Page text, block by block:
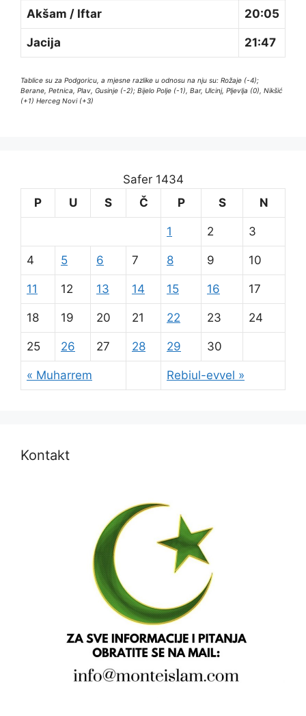
Akšam / Iftar 20:05
Jacija 21:47
Tablice su za Podgoricu, a mjesne razlike u odnosu na nju su: Rožaje (-4);
Berane, Petnica, Plav, Gusinje (-2); Bijelo Polje (-1), Bar, Ulcinj, Pljevlja (0), Nikšić
(+1) Herceg Novi (+3)
Safer 1434
P
U S Č P S N
« Muharrem Rebiul-evvel »
1 2 3
4 5 6 7 8 9 10
11 12 13 14 15 16 17
18 19 20 21 22 23 24
25 26 27 28 29 30
Kontakt